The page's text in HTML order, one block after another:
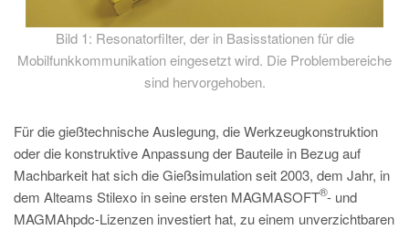
Bild 1: Resonatorfilter, der in Basisstationen für die
Mobilfunkkommunikation eingesetzt wird. Die Problembereiche
sind hervorgehoben.
Für die gießtechnische Auslegung, die Werkzeugkonstruktion
oder die konstruktive Anpassung der Bauteile in Bezug auf
Machbarkeit hat sich die Gießsimulation seit 2003, dem Jahr, in
dem Alteams Stilexo in seine ersten MAGMASOFT
®- und
MAGMAhpdc-Lizenzen investiert hat, zu einem unverzichtbaren